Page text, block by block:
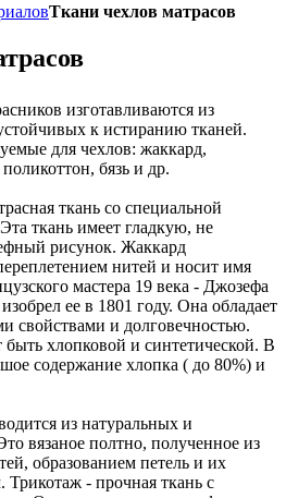
Ткани чехлов матрасов
изготавливаются из
к истиранию тканей.
для чехлов: жаккард,
бязь и др.
ткань со специальной
ткань имеет гладкую, не
рисунок. Жаккард
нитей и носит имя
мастера 19 века - Джозефа
ее в 1801 году. Она обладает
свойствами и долговечностью.
хлопковой и синтетической. В
содержание хлопка ( до 80%) и
из натуральных и
вязаное полтно, полученное из
образованием петель и их
- прочная ткань с